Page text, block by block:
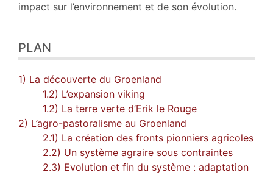
impact sur l’environnement et de son évolution.
PLAN
1) La découverte du Groenland
1.2) L’expansion viking
1.2) La terre verte d’Erik le Rouge
2) L’agro-pastoralisme au Groenland
2.1) La création des fronts pionniers agricoles
2.2) Un système agraire sous contraintes
2.3) Evolution et fin du système : adaptation